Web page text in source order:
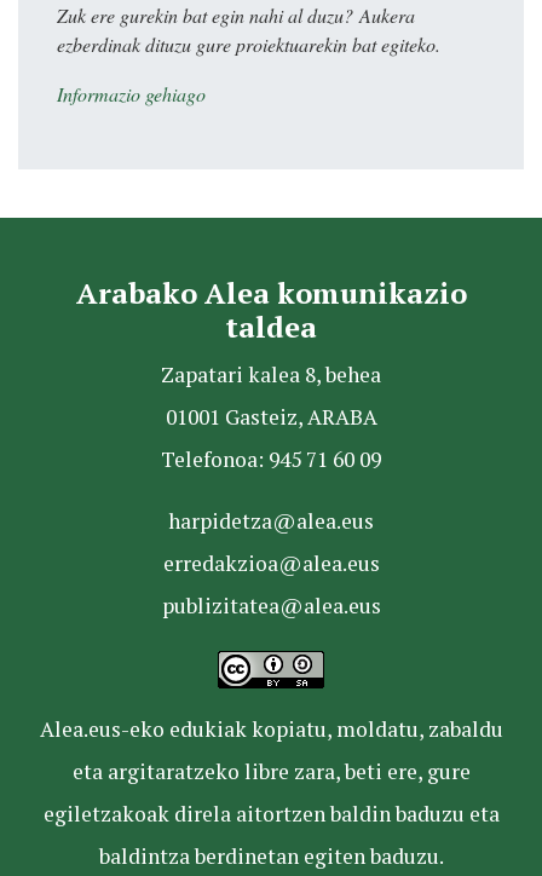
Zuk ere gurekin bat egin nahi al duzu? Aukera
ezberdinak dituzu gure proiektuarekin bat egiteko.
Informazio gehiago
Arabako Alea komunikazio
taldea
Zapatari kalea 8, behea
01001 Gasteiz, ARABA
Telefonoa: 945 71 60 09
harpidetza@alea.eus
erredakzioa@alea.eus
publizitatea@alea.eus
Alea.eus-eko edukiak kopiatu, moldatu, zabaldu
eta argitaratzeko libre zara, beti ere, gure
egiletzakoak direla aitortzen baldin baduzu eta
baldintza berdinetan egiten baduzu.